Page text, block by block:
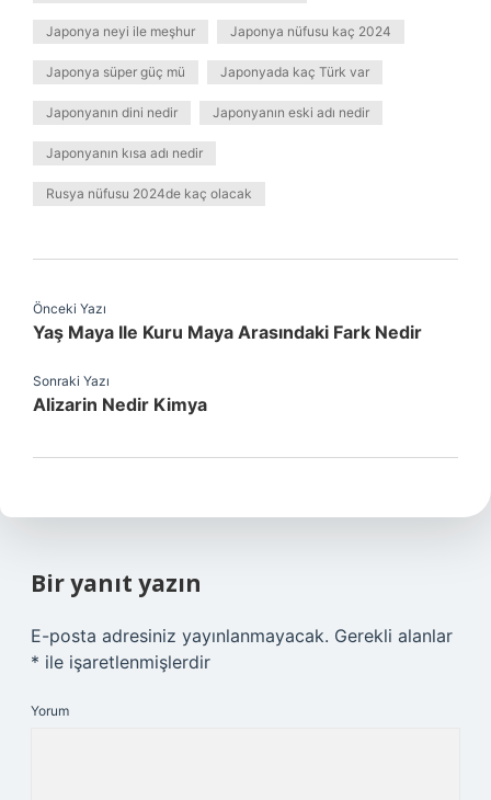
Japonya neyi ile meşhur Japonya nüfusu kaç 2024
Japonya süper güç mü Japonyada kaç Türk var
Japonyanın dini nedir Japonyanın eski adı nedir
Japonyanın kısa adı nedir
Rusya nüfusu 2024de kaç olacak
Önceki Yazı
Yaş Maya Ile Kuru Maya Arasındaki Fark Nedir
Sonraki Yazı
Alizarin Nedir Kimya
Bir yanıt yazın
E-posta adresiniz yayınlanmayacak. Gerekli alanlar
* ile işaretlenmişlerdir
Yorum